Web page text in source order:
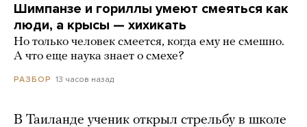
Шимпанзе и гориллы умеют смеяться как
люди, а крысы — хихикать
Но только человек смеется, когда ему не смешно.
А что еще наука знает о смехе?
РАЗБОР 13 часов назад
В Таиланде ученик открыл стрельбу в школе